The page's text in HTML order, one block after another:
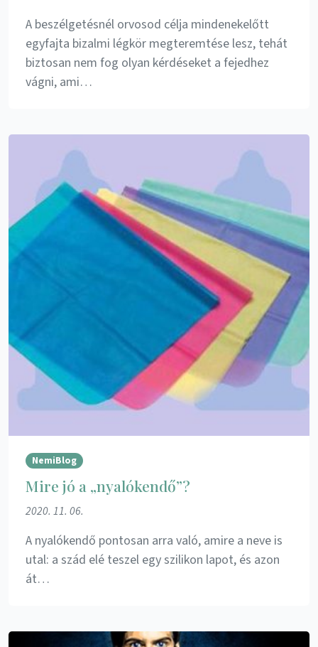
A beszélgetésnél orvosod célja mindenekelőtt
egyfajta bizalmi légkör megteremtése lesz, tehát
biztosan nem fog olyan kérdéseket a fejedhez
vágni, ami…
NemiBlog
Mire jó a „nyalókendő”?
2020. 11. 06.
A nyalókendő pontosan arra való, amire a neve is
utal: a szád elé teszel egy szilikon lapot, és azon
át…